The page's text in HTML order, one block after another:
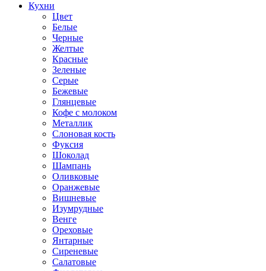
Кухни
Цвет
Белые
Черные
Желтые
Красные
Зеленые
Серые
Бежевые
Глянцевые
Кофе с молоком
Металлик
Слоновая кость
Фуксия
Шоколад
Шампань
Оливковые
Оранжевые
Вишневые
Изумрудные
Венге
Ореховые
Янтарные
Сиреневые
Салатовые